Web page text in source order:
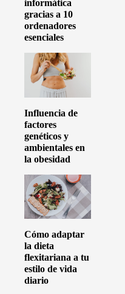
informática
gracias a 10
ordenadores
esenciales
Influencia de
factores
genéticos y
ambientales en
la obesidad
Cómo adaptar
la dieta
flexitariana a tu
estilo de vida
diario